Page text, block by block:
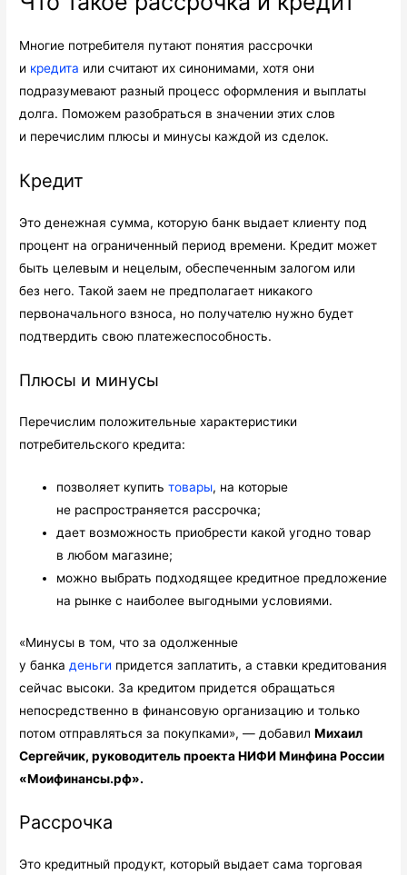
Многие потребителя путают понятия рассрочки
и кредита или считают их синонимами, хотя они
подразумевают разный процесс оформления и выплаты
долга. Поможем разобраться в значении этих слов
и перечислим плюсы и минусы каждой из сделок.
Кредит
Это денежная сумма, которую банк выдает клиенту под
процент на ограниченный период времени. Кредит может
быть целевым и нецелым, обеспеченным залогом или
без него. Такой заем не предполагает никакого
первоначального взноса, но получателю нужно будет
подтвердить свою платежеспособность.
Плюсы и минусы
Перечислим положительные характеристики
потребительского кредита:
позволяет купитьтовары, на которые
не распространяется рассрочка;
дает возможность приобрести какой угодно товар
в любом магазине;
можно выбрать подходящее кредитное предложение
на рынке с наиболее выгодными условиями.
«Минусы в том, что за одолженные
у банка деньги придется заплатить, а ставки кредитования
сейчас высоки. За кредитом придется обращаться
непосредственно в финансовую организацию и только
потом отправляться за покупками», — добавилМихаил
Сергейчик, руководитель проекта НИФИ Минфина России
«Моифинансы.рф».
Рассрочка
Это кредитный продукт, который выдает сама торговая